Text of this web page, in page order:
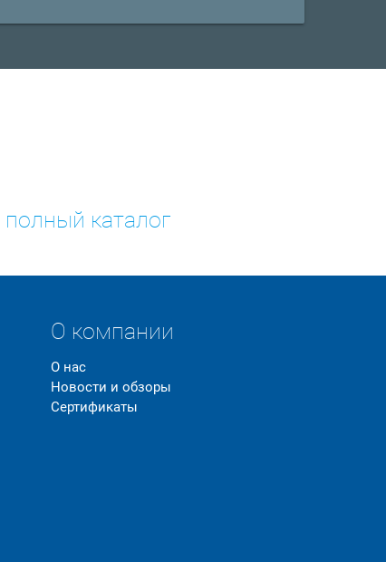
полный каталог
О компании
О нас
Новости и обзоры
Сертификаты